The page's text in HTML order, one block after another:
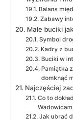
Balans
Zabawy
Małe buciki
Symbol
Kadry z
Buciki w
Pamiątka
domknąć
Najczęściej
Co to
Jak ubrać